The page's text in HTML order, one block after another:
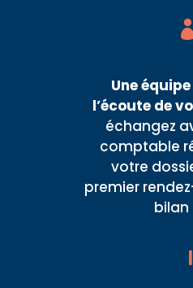
Une
l’écoutede
échangez
comptable
votre
premier
bilan